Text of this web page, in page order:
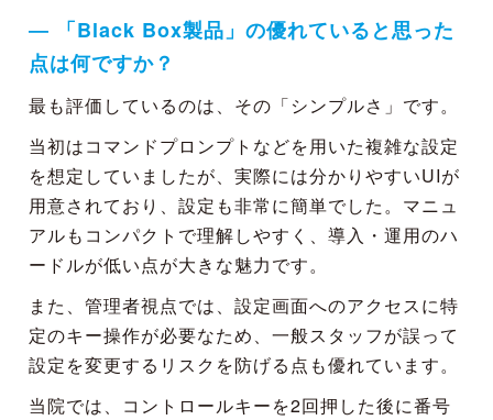
― 「Black Box製品」の優れていると思った
点は何ですか？
最も評価しているのは、その「シンプルさ」です。
当初はコマンドプロンプトなどを用いた複雑な設定
を想定していましたが、実際には分かりやすいUIが
用意されており、設定も非常に簡単でした。マニュ
アルもコンパクトで理解しやすく、導入・運用のハ
ードルが低い点が大きな魅力です。
また、管理者視点では、設定画面へのアクセスに特
定のキー操作が必要なため、一般スタッフが誤って
設定を変更するリスクを防げる点も優れています。
当院では、コントロールキーを2回押した後に番号